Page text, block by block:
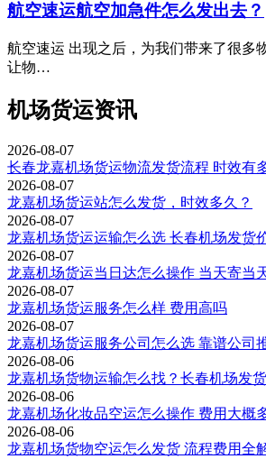
航空速运航空加急件怎么发出去？
航空速运 出现之后，为我们带来了很多
让物…
机场货运资讯
2026-08-07
长春龙嘉机场货运物流发货流程 时效有
2026-08-07
龙嘉机场货运站怎么发货，时效多久？
2026-08-07
龙嘉机场货运运输怎么选 长春机场发货
2026-08-07
龙嘉机场货运当日达怎么操作 当天寄当
2026-08-07
龙嘉机场货运服务怎么样 费用高吗
2026-08-07
龙嘉机场货运服务公司怎么选 靠谱公司
2026-08-06
龙嘉机场货物运输怎么找？长春机场发
2026-08-06
龙嘉机场化妆品空运怎么操作 费用大概
2026-08-06
龙嘉机场货物空运怎么发货 流程费用全